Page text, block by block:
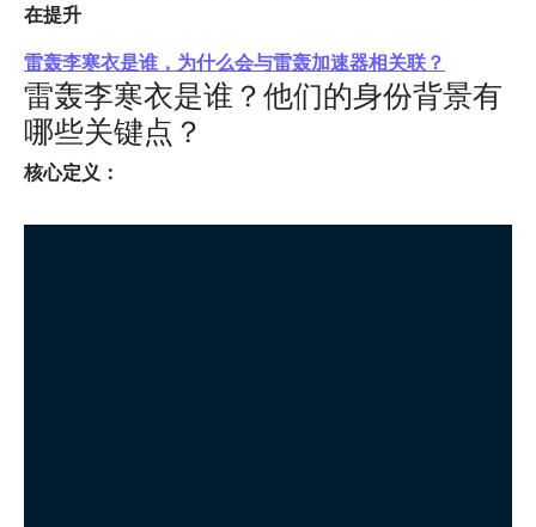
在提升
雷轰李寒衣是谁，为什么会与雷轰加速器相关联？
雷轰李寒衣是谁？他们的身份背景有
哪些关键点？
核心定义：